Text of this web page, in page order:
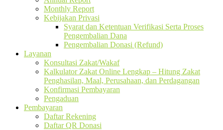
Monthly Report
Kebijakan Privasi
Syarat dan Ketentuan Verifikasi Serta Proses
Pengembalian Dana
Pengembalian Donasi (Refund)
Layanan
Konsultasi Zakat/Wakaf
Kalkulator Zakat Online Lengkap – Hitung Zakat
Penghasilan, Maal, Perusahaan, dan Perdagangan
Konfirmasi Pembayaran
Pengaduan
Pembayaran
Daftar Rekening
Daftar QR Donasi